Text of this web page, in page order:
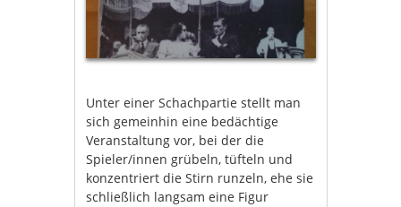
Unter einer Schachpartie stellt man
sich gemeinhin eine bedächtige
Veranstaltung vor, bei der die
Spieler/innen grübeln, tüfteln und
konzentriert die Stirn runzeln, ehe sie
schließlich langsam eine Figur